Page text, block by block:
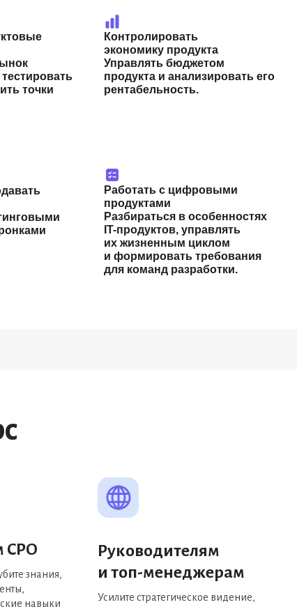
Контролировать
экономику продукта
Управлять бюджетом
продукта и анализировать его
рентабельность.
точки
Работать с цифровыми
продуктами
Разбираться в особенностях
IT-продуктов, управлять
их жизненным циклом
и формировать требования
для команд разработки.
Руководителям
и топ-менеджерам
Усилите стратегическое видение,
знания,
навыки